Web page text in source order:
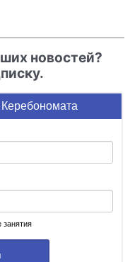
новостей?
занятия